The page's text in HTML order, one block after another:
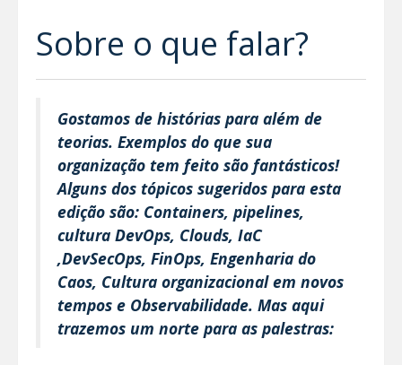
Sobre o que falar?
Gostamos de histórias para além de
teorias. Exemplos do que sua
organização tem feito são fantásticos!
Alguns dos tópicos sugeridos para esta
edição são: Containers, pipelines,
cultura DevOps, Clouds, IaC
,DevSecOps, FinOps, Engenharia do
Caos, Cultura organizacional em novos
tempos e Observabilidade. Mas aqui
trazemos um norte para as palestras: